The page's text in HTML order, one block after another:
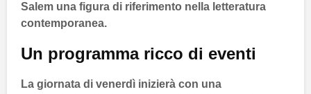
Salem una figura di riferimento nella letteratura
contemporanea.
Un programma ricco di eventi
La giornata di venerdì inizierà con una